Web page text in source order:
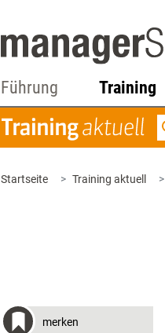
Führung Training
Startseite Training aktuell
merken